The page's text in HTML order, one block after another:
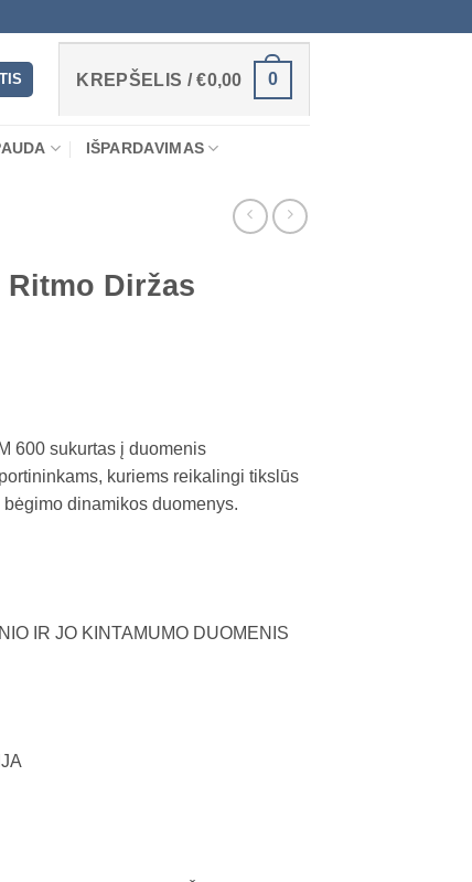
KREPŠELIS /€0,00 0
IŠPARDAVIMAS
Ritmo Diržas
600 sukurtas į duomenis
kuriems reikalingi tikslūs
dinamikos duomenys.
IR JO KINTAMUMO DUOMENIS